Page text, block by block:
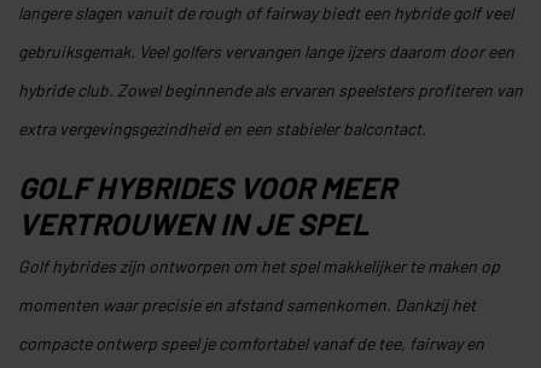
langere slagen vanuit de rough of fairway biedt een hybride golf veel
gebruiksgemak. Veel golfers vervangen lange ijzers daarom door een
hybride club. Zowel beginnende als ervaren speelsters profiteren van
extra vergevingsgezindheid en een stabieler balcontact.
GOLF HYBRIDES VOOR MEER
VERTROUWEN IN JE SPEL
Golf hybrides zijn ontworpen om het spel makkelijker te maken op
momenten waar precisie en afstand samenkomen. Dankzij het
compacte ontwerp speel je comfortabel vanaf de tee, fairway en